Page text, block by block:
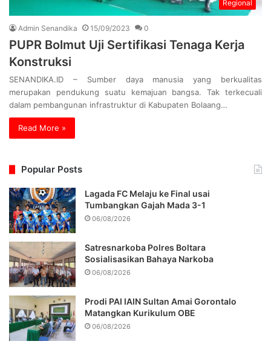
Regional
Admin Senandika 15/09/2023 0
PUPR Bolmut Uji Sertifikasi Tenaga Kerja
Konstruksi
SENANDIKA.ID – Sumber daya manusia yang berkualitas
merupakan pendukung suatu kemajuan bangsa. Tak terkecuali
dalam pembangunan infrastruktur di Kabupaten Bolaang…
Read More »
Popular Posts
Lagada FC Melaju ke Final usai
Tumbangkan Gajah Mada 3-1
06/08/2026
Satresnarkoba Polres Boltara
Sosialisasikan Bahaya Narkoba
06/08/2026
Prodi PAI IAIN Sultan Amai Gorontalo
Matangkan Kurikulum OBE
06/08/2026